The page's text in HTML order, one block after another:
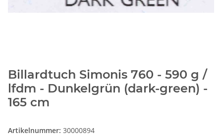
Billardtuch Simonis 760 - 590 g /
lfdm - Dunkelgrün (dark-green) -
165 cm
Artikelnummer: 30000894